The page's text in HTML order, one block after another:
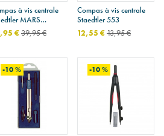
à vis centrale
MARS
552 02
€39,95 €
Compas à vis centrale
Staedtler 553
12,55 €13,95 €
-10 % -10 %